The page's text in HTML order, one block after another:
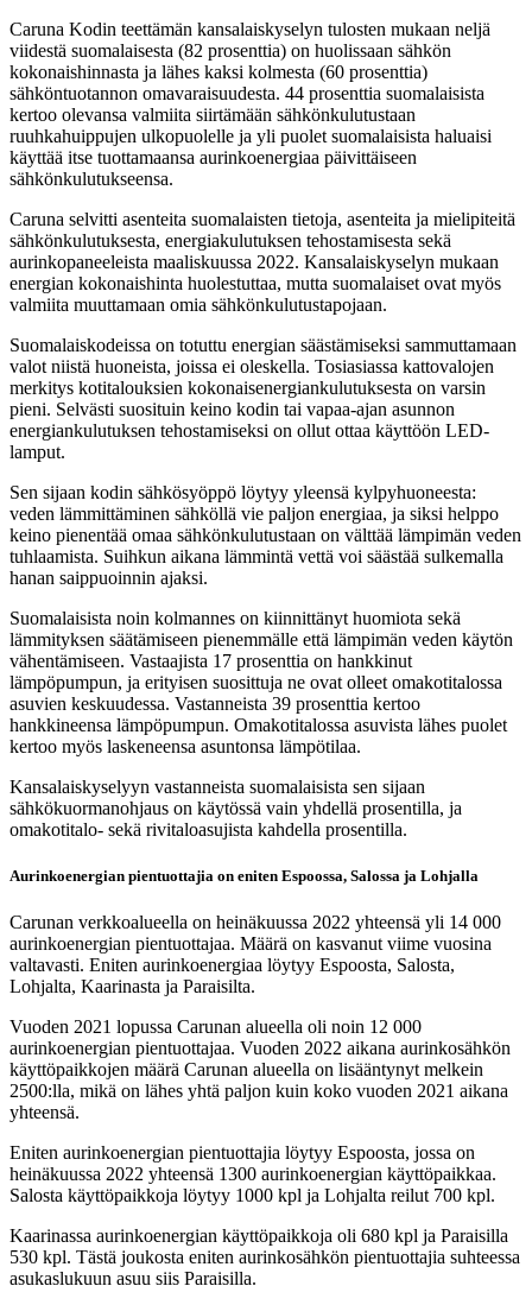
Caruna Kodin teettämän kansalaiskyselyn tulosten mukaan neljä
viidestä suomalaisesta (82 prosenttia) on huolissaan sähkön
kokonaishinnasta ja lähes kaksi kolmesta (60 prosenttia)
sähköntuotannon omavaraisuudesta. 44 prosenttia suomalaisista
kertoo olevansa valmiita siirtämään sähkönkulutustaan
ruuhkahuippujen ulkopuolelle ja yli puolet suomalaisista haluaisi
käyttää itse tuottamaansa aurinkoenergiaa päivittäiseen
sähkönkulutukseensa.
Caruna selvitti asenteita suomalaisten tietoja, asenteita ja mielipiteitä
sähkönkulutuksesta, energiakulutuksen tehostamisesta sekä
aurinkopaneeleista maaliskuussa 2022. Kansalaiskyselyn mukaan
energian kokonaishinta huolestuttaa, mutta suomalaiset ovat myös
valmiita muuttamaan omia sähkönkulutustapojaan.
Suomalaiskodeissa on totuttu energian säästämiseksi sammuttamaan
valot niistä huoneista, joissa ei oleskella. Tosiasiassa kattovalojen
merkitys kotitalouksien kokonaisenergiankulutuksesta on varsin
pieni. Selvästi suosituin keino kodin tai vapaa-ajan asunnon
energiankulutuksen tehostamiseksi on ollut ottaa käyttöön LED-
lamput.
Sen sijaan kodin sähkösyöppö löytyy yleensä kylpyhuoneesta:
veden lämmittäminen sähköllä vie paljon energiaa, ja siksi helppo
keino pienentää omaa sähkönkulutustaan on välttää lämpimän veden
tuhlaamista. Suihkun aikana lämmintä vettä voi säästää sulkemalla
hanan saippuoinnin ajaksi.
Suomalaisista noin kolmannes on kiinnittänyt huomiota sekä
lämmityksen säätämiseen pienemmälle että lämpimän veden käytön
vähentämiseen. Vastaajista 17 prosenttia on hankkinut
lämpöpumpun, ja erityisen suosittuja ne ovat olleet omakotitalossa
asuvien keskuudessa. Vastanneista 39 prosenttia kertoo
hankkineensa lämpöpumpun. Omakotitalossa asuvista lähes puolet
kertoo myös laskeneensa asuntonsa lämpötilaa.
Kansalaiskyselyyn vastanneista suomalaisista sen sijaan
sähkökuormanohjaus on käytössä vain yhdellä prosentilla, ja
omakotitalo- sekä rivitaloasujista kahdella prosentilla.
Aurinkoenergian pientuottajia on eniten Espoossa, Salossa ja Lohjalla
Carunan verkkoalueella on heinäkuussa 2022 yhteensä yli 14 000
aurinkoenergian pientuottajaa. Määrä on kasvanut viime vuosina
valtavasti. Eniten aurinkoenergiaa löytyy Espoosta, Salosta,
Lohjalta, Kaarinasta ja Paraisilta.
Vuoden 2021 lopussa Carunan alueella oli noin 12 000
aurinkoenergian pientuottajaa. Vuoden 2022 aikana aurinkosähkön
käyttöpaikkojen määrä Carunan alueella on lisääntynyt melkein
2500:lla, mikä on lähes yhtä paljon kuin koko vuoden 2021 aikana
yhteensä.
Eniten aurinkoenergian pientuottajia löytyy Espoosta, jossa on
heinäkuussa 2022 yhteensä 1300 aurinkoenergian käyttöpaikkaa.
Salosta käyttöpaikkoja löytyy 1000 kpl ja Lohjalta reilut 700 kpl.
Kaarinassa aurinkoenergian käyttöpaikkoja oli 680 kpl ja Paraisilla
530 kpl. Tästä joukosta eniten aurinkosähkön pientuottajia suhteessa
asukaslukuun asuu siis Paraisilla.